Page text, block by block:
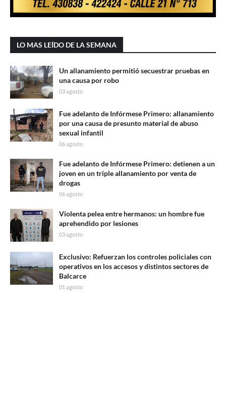
LO MAS LEÍDO DE LA SEMANA
Un allanamiento permitió secuestrar pruebas en
una causa por robo
03 agosto
Fue adelanto de Infórmese Primero: allanamiento
por una causa de presunto material de abuso
sexual infantil
06 agosto
Fue adelanto de Infórmese Primero: detienen a un
joven en un triple allanamiento por venta de
drogas
06 agosto
Violenta pelea entre hermanos: un hombre fue
aprehendido por lesiones
03 agosto
Exclusivo: Refuerzan los controles policiales con
operativos en los accesos y distintos sectores de
Balcarce
01 agosto